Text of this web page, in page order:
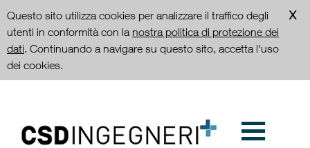
Questo sito utilizza cookies per analizzare il traffico degli
utenti in conformità con la nostra politica di protezione dei
dati. Continuando a navigare su questo sito, accetta l'uso
dei cookies.